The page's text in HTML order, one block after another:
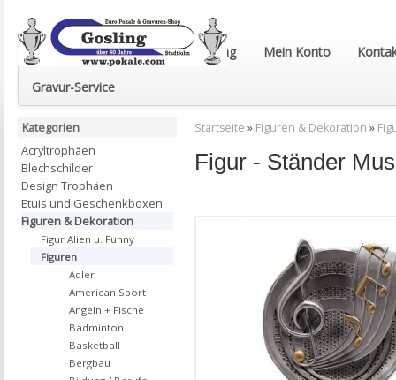
Euro-Pokale & Gravur-Shop Gosling Mein Konto
Gravur-Service
Startseite » Figuren & Dekoration »
Figur - Ständer
Kategorien
Acryltrophäen
Blechschilder
Design Trophäen
Etuis und Geschenkboxen
Figuren & Dekoration
Figur Alien u. Funny
Figuren
Adler
American Sport
Angeln + Fische
Badminton
Basketball
Bergbau